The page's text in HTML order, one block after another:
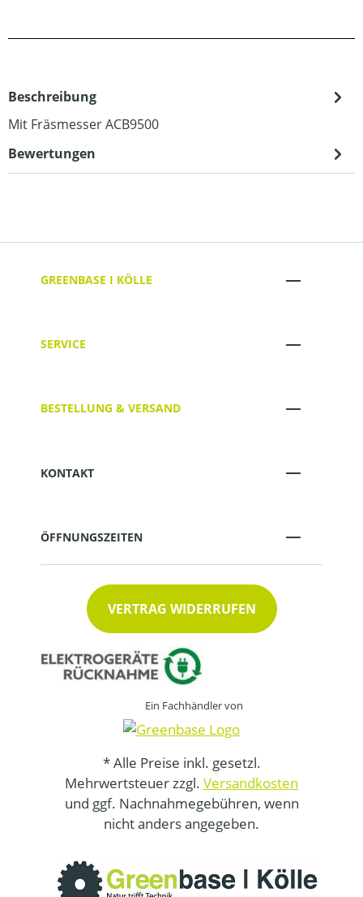
Beschreibung
Mit Fräsmesser ACB9500
Bewertungen
GREENBASE I KÖLLE
SERVICE
BESTELLUNG & VERSAND
KONTAKT
ÖFFNUNGSZEITEN
VERTRAG WIDERRUFEN
Ein Fachhändler von
* Alle Preise inkl. gesetzl.
Mehrwertsteuer zzgl. Versandkosten
und ggf. Nachnahmegebühren, wenn
nicht anders angegeben.